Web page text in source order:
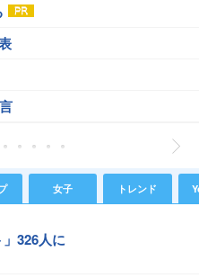
女子 トレンド
」326人に